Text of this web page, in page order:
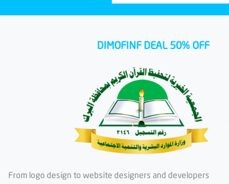
DIMOFINF DEAL 50% OFF
From logo design to website designers and developers